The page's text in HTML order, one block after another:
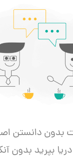
بدون دانستن
بپرید بدون